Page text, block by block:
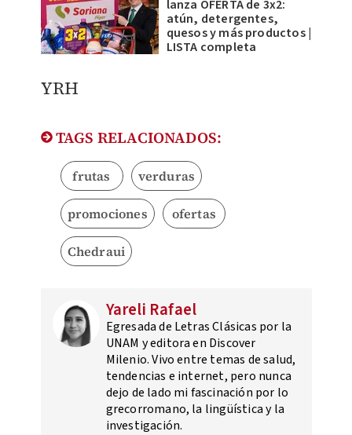
lanza OFERTA de 3x2:
atún, detergentes,
quesos y más productos |
LISTA completa
YRH
TAGS RELACIONADOS:
frutas verduras
promociones ofertas
Chedraui
Yareli Rafael
Egresada de Letras Clásicas por la
UNAM y editora en Discover
Milenio. Vivo entre temas de salud,
tendencias e internet, pero nunca
dejo de lado mi fascinación por lo
grecorromano, la lingüística y la
investigación.